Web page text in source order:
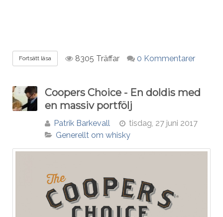
Fortsätt läsa 8305 Träffar 0 Kommentarer
Coopers Choice - En doldis med
en massiv portfölj
Patrik Barkevall
tisdag, 27 juni 2017
Generellt om whisky